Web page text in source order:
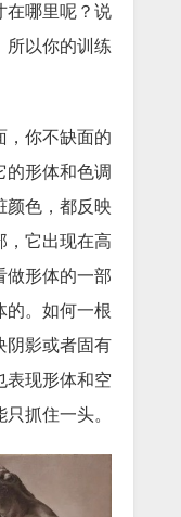
在哪里呢？说
所以你的训练
你不缺面的
的形体和色调
颜色，都反映
，它出现在高
做形体的一部
的。如何一根
阴影或者固有
表现形体和空
抓住一头。